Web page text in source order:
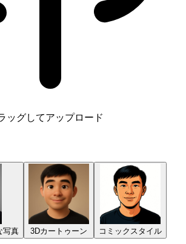
ッグしてアップロード
写真 3Dカートゥーン コミックスタイル